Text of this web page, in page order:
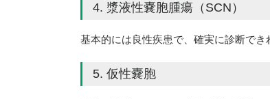
4. 漿液性嚢胞腫瘍（SCN）
基本的には良性疾患で、確実に診断で
5. 仮性嚢胞